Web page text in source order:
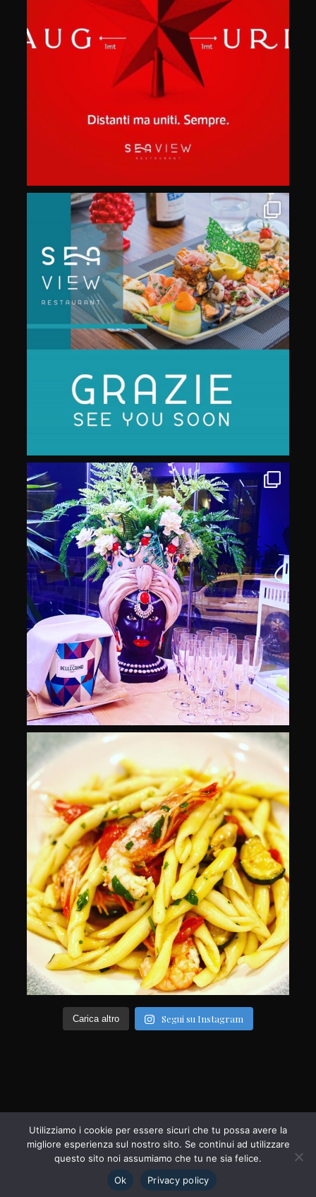
Carica altro Segui su Instagram
Utilizziamo i cookie per essere sicuri che tu possa avere la
migliore esperienza sul nostro sito. Se continui ad utilizzare
questo sito noi assumiamo che tu ne sia felice.
Ok
Privacy policy